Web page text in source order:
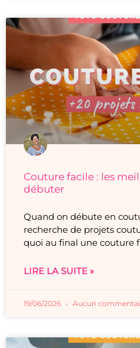
Couture facile : les
débuter
Quand on débute en
recherche de projets
quoi au final une couture
LIRE LA SUITE »
19/06/2026 Aucun